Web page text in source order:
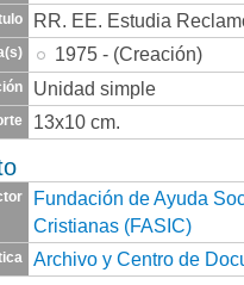
RR. EE. Estudia
1975 - (Creación)
Unidad simple
13x10 cm.
Fundación de Ayuda
Cristianas (FASIC)
Archivo y Centro de